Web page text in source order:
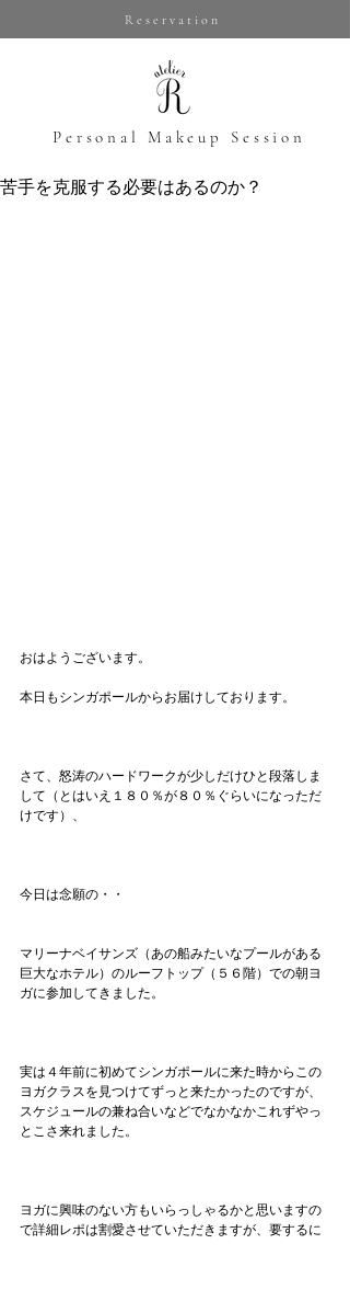
Reservation
​Personal Makeup Session
苦手を克服する必要はあるのか？
おはようございます。
本日もシンガポールからお届けしております。
さて、怒涛のハードワークが少しだけひと段落しま
して（とはいえ１８０％が８０％ぐらいになっただ
けです）、
今日は念願の・・
マリーナベイサンズ（あの船みたいなプールがある
巨大なホテル）のルーフトップ（５６階）での朝ヨ
ガに参加してきました。
実は４年前に初めてシンガポールに来た時からこの
ヨガクラスを見つけてずっと来たかったのですが、
スケジュールの兼ね合いなどでなかなかこれずやっ
とこさ来れました。
ヨガに興味のない方もいらっしゃるかと思いますの
で詳細レポは割愛させていただきますが、要するに